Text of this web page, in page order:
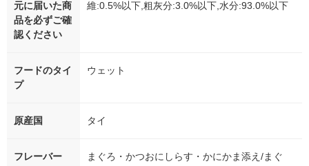
元に届いた商
品を必ずご確
認ください
維:0.5%以下,粗灰分:3.0%以下,水分:93.0%以下
フードのタイ
プ
ウェット
原産国 タイ
フレーバー
まぐろ・かつおにしらす・かにかま添え/まぐ